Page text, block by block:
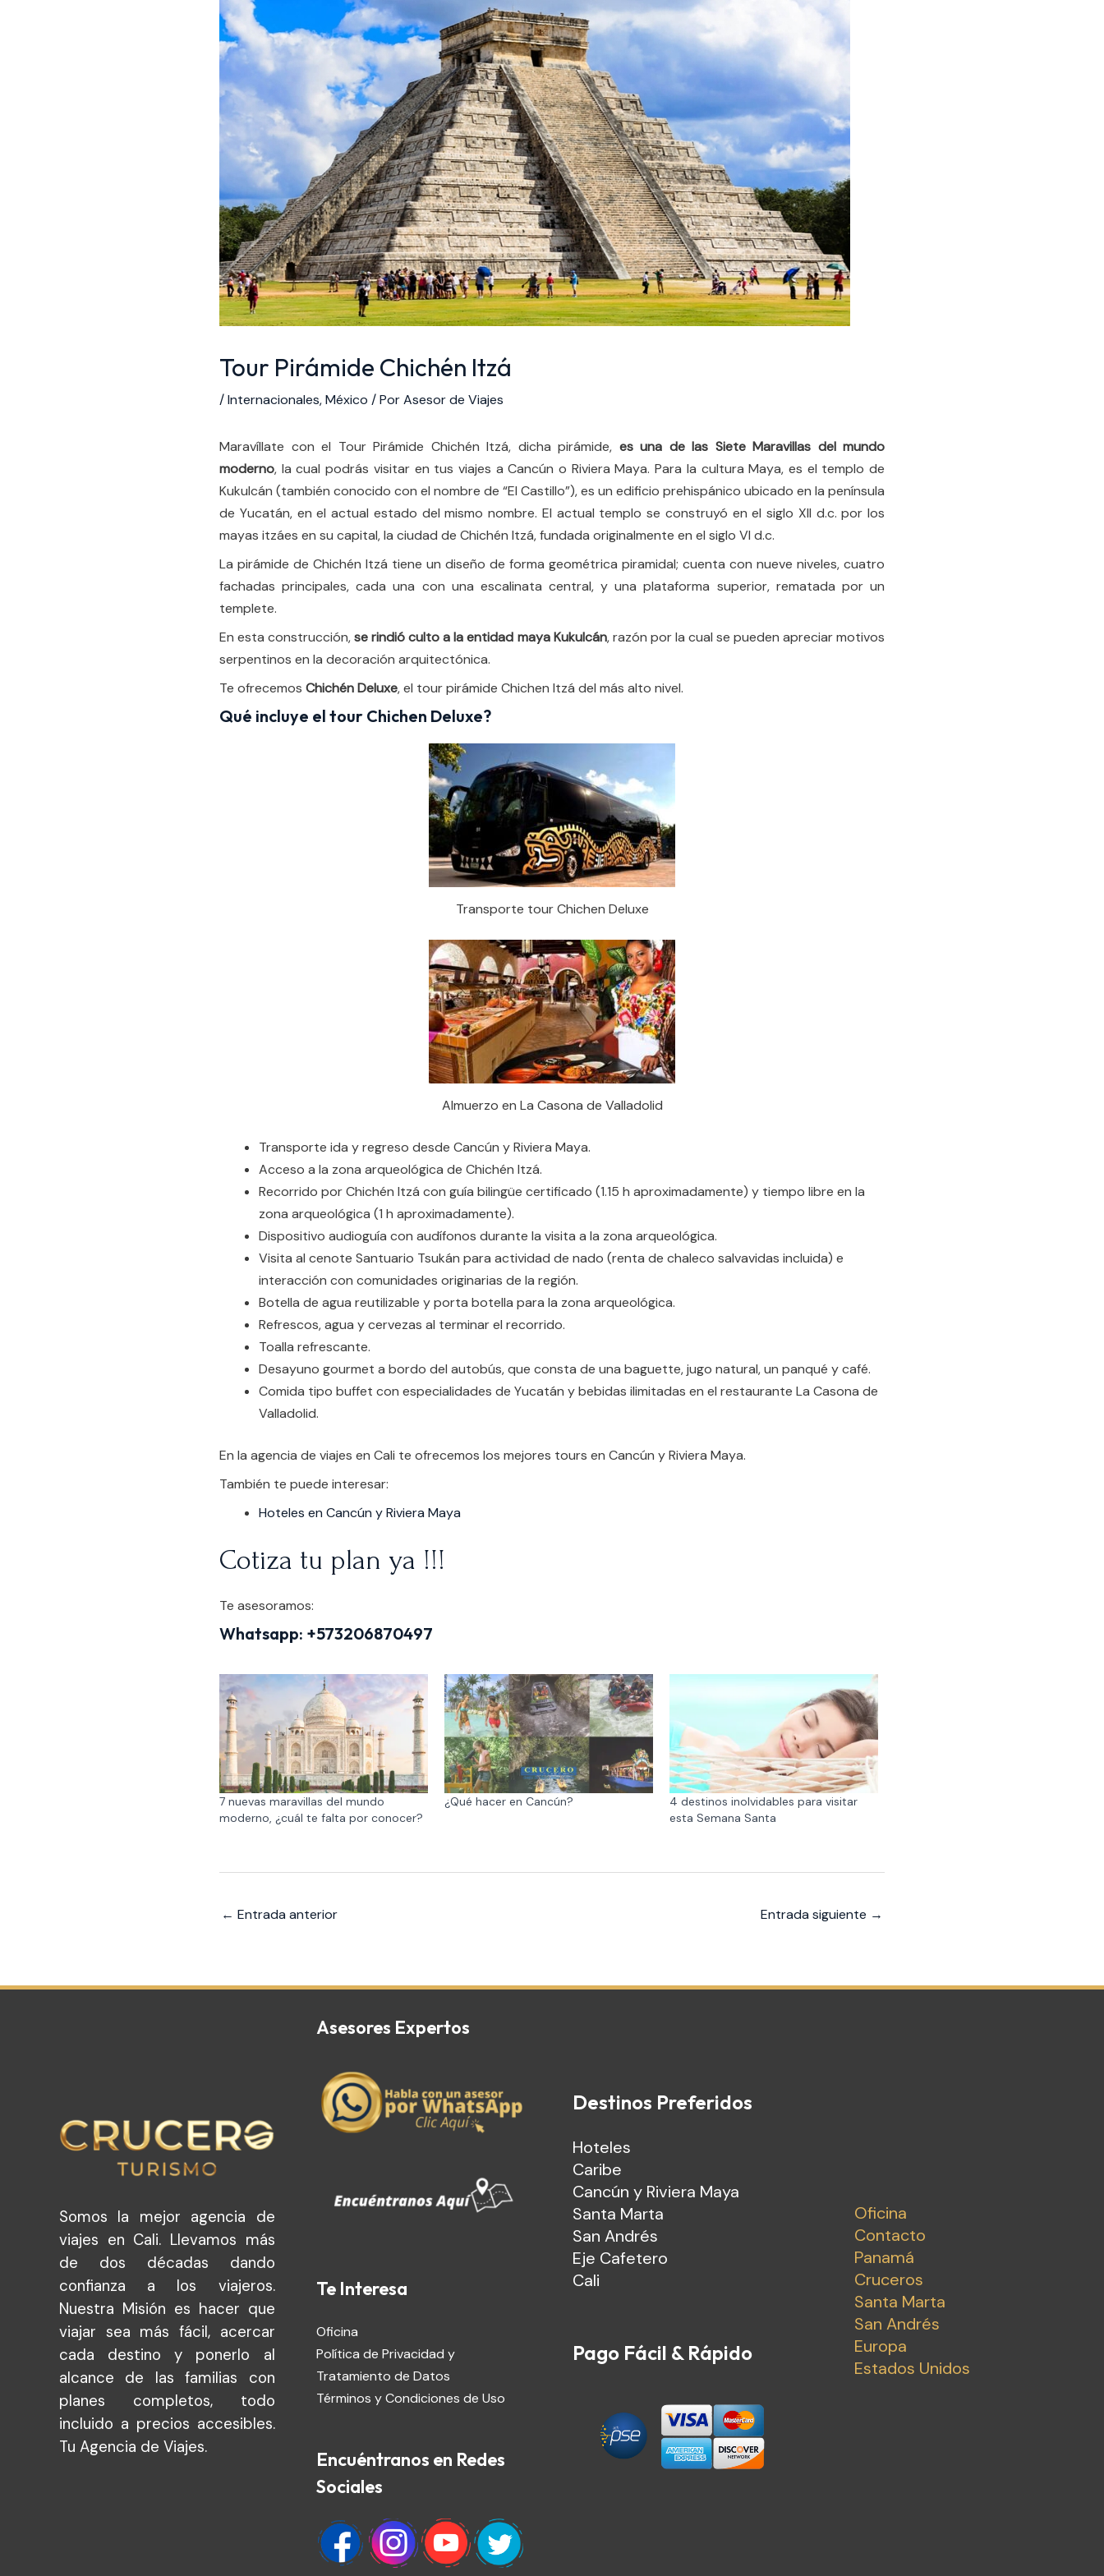
Tour Pirámide Chichén Itzá
/Internacionales,México / PorAsesor de Viajes
Maravíllate con el Tour Pirámide Chichén Itzá, dicha pirámide, es una de las Siete Maravillas del mundo
moderno, la cual podrás visitar en tus viajes a Cancún o Riviera Maya. Para la cultura Maya, es el templo de
Kukulcán (también conocido con el nombre de “El Castillo”),​ es un edificio prehispánico ubicado en la península
de Yucatán, en el actual estado del mismo nombre. El actual templo se construyó en el siglo XII d.c. por los
mayas itzáes en su capital, la ciudad de Chichén Itzá, fundada originalmente en el siglo VI d.c.​
La pirámide de Chichén Itzá tiene un diseño de forma geométrica piramidal; cuenta con nueve niveles, cuatro
fachadas principales, cada una con una escalinata central, y una plataforma superior, rematada por un
templete.
En esta construcción,se rindió culto a la entidad maya Kukulcán,​ razón por la cual se pueden apreciar motivos
serpentinos en la decoración arquitectónica.
Te ofrecemos Chichén Deluxe, el tour pirámide Chichen Itzá del más alto nivel.
Qué incluye el tour Chichen Deluxe?
Transporte tour Chichen Deluxe
Almuerzo en La Casona de Valladolid
Transporte ida y regreso desde Cancún y Riviera Maya.
Acceso a la zona arqueológica de Chichén Itzá.
Recorrido por Chichén Itzá con guía bilingüe certificado (1.15 h aproximadamente) y tiempo libre en la
zona arqueológica (1 h aproximadamente).
Dispositivo audioguía con audífonos durante la visita a la zona arqueológica.
Visita al cenote Santuario Tsukán para actividad de nado (renta de chaleco salvavidas incluida) e
interacción con comunidades originarias de la región.
Botella de agua reutilizable y porta botella para la zona arqueológica.
Refrescos, agua y cervezas al terminar el recorrido.
Toalla refrescante.
Desayuno gourmet a bordo del autobús, que consta de una baguette, jugo natural, un panqué y café.
Comida tipo buffet con especialidades de Yucatán y bebidas ilimitadas en el restaurante La Casona de
Valladolid.
En la agencia de viajes en Cali te ofrecemos los mejores tours en Cancún y Riviera Maya.
También te puede interesar:
Hoteles en Cancún y Riviera Maya
Cotiza tu plan ya !!!
Te asesoramos:
Whatsapp: +573206870497
7 nuevas maravillas del mundo
moderno, ¿cuál te falta por conocer?
¿Qué hacer en Cancún?
4 destinos inolvidables para visitar
esta Semana Santa
← Entrada anterior Entrada siguiente →
Somos la mejor agencia de
viajes en Cali. Llevamos más
de dos décadas dando
confianza a los viajeros.
Nuestra Misión es hacer que
viajar sea más fácil, acercar
cada destino y ponerlo al
alcance de las familias con
planes completos, todo
incluido a precios accesibles.
Tu Agencia de Viajes.
Asesores Expertos
Te Interesa
Oficina
Política de Privacidad y
Tratamiento de Datos
Términos y Condiciones de Uso
Encuéntranos en Redes
Sociales
Destinos Preferidos
Hoteles
Caribe
Cancún y Riviera Maya
Santa Marta
San Andrés
Eje Cafetero
Cali
Pago Fácil & Rápido
Oficina
Contacto
Panamá
Cruceros
Santa Marta
San Andrés
Europa
Estados Unidos